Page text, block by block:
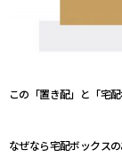
この「置き配」と「宅
なぜなら宅配ボックス